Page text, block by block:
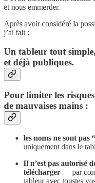
et nous emmerder.
Après avoir considéré la
j’ai fait :
Un tableur tout simple,
et déjà publiques.
Pour limiter les
de mauvaises mains :
les noms ne sont pas
uniquement dans le
Il n’est pas autorisé
télécharger — par
tableur avec toustes